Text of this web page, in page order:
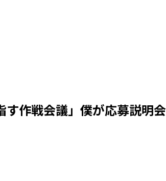
す作戦会議」僕が応募説明